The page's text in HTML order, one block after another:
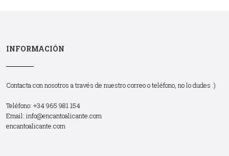
INFORMACIÓN
Contacta con nosotros a través de nuestro correo o teléfono, no lo dudes :)
Teléfono: +34 965 981 154
Email: info@encantoalicante.com
encantoalicante.com